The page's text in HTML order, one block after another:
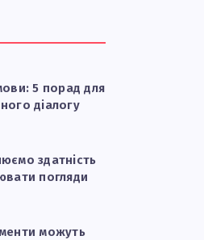
5 порад для
діалогу
здатність
погляди
можуть